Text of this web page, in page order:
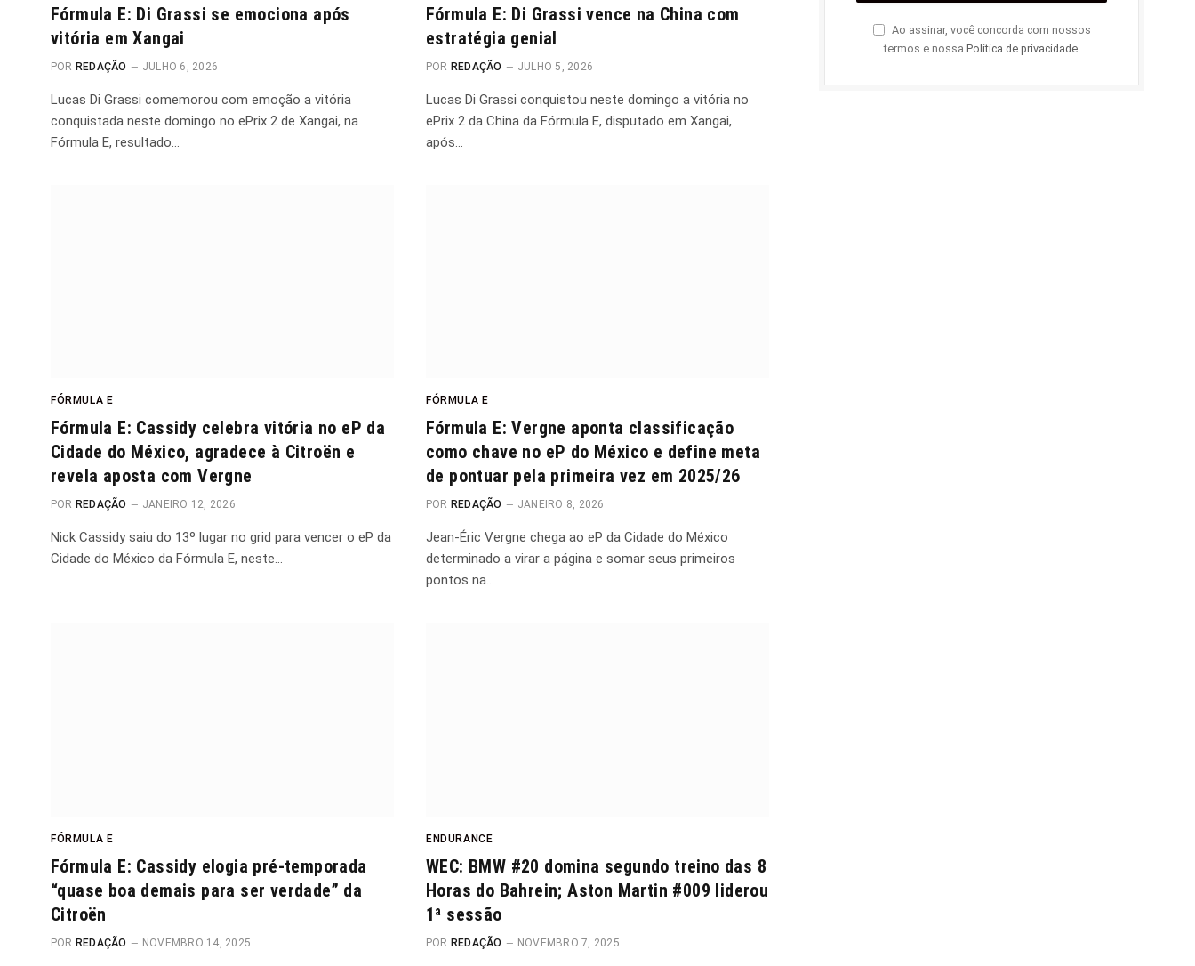
Fórmula E: Di Grassi se emociona após
vitória em Xangai
POR REDAÇÃO JULHO 6, 2026
Lucas Di Grassi comemorou com emoção a vitória
conquistada neste domingo no ePrix 2 de Xangai, na
Fórmula E, resultado…
Fórmula E: Di Grassi vence na China com
estratégia genial
POR REDAÇÃO JULHO 5, 2026
Lucas Di Grassi conquistou neste domingo a vitória no
ePrix 2 da China da Fórmula E, disputado em Xangai,
após…
FÓRMULA E
Fórmula E: Cassidy celebra vitória no eP da
Cidade do México, agradece à Citroën e
revela aposta com Vergne
POR REDAÇÃO JANEIRO 12, 2026
Nick Cassidy saiu do 13º lugar no grid para vencer o eP da
Cidade do México da Fórmula E, neste…
FÓRMULA E
Fórmula E: Vergne aponta classificação
como chave no eP do México e define meta
de pontuar pela primeira vez em 2025/26
POR REDAÇÃO JANEIRO 8, 2026
Jean-Éric Vergne chega ao eP da Cidade do México
determinado a virar a página e somar seus primeiros
pontos na…
FÓRMULA E
Fórmula E: Cassidy elogia pré-temporada
“quase boa demais para ser verdade” da
Citroën
POR REDAÇÃO NOVEMBRO 14, 2025
ENDURANCE
WEC: BMW #20 domina segundo treino das 8
Horas do Bahrein; Aston Martin #009 liderou
1ª sessão
POR REDAÇÃO NOVEMBRO 7, 2025
Ao assinar, você concorda com nossos
termos e nossa Política de privacidade.